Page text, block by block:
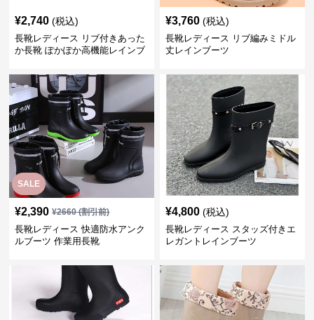
¥2,740 (税込)
長靴レディース リブ付きあった
か長靴 ぽかぽか高機能レインブ
¥3,760 (税込)
長靴レディース リブ編みミドル
丈レインブーツ
SALE
¥2,390 ¥2660(割引前)
長靴レディース 快適防水アンク
ルブーツ 作業用長靴
¥4,800 (税込)
長靴レディース スタッズ付きエ
レガントレインブーツ